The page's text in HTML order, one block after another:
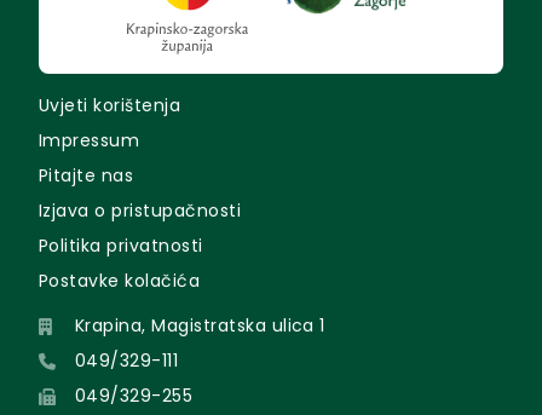
Uvjeti korištenja
Impressum
Pitajte nas
Izjava o pristupačnosti
Politika privatnosti
Postavke kolačića
Krapina, Magistratska ulica 1
049/329-111
049/329-255